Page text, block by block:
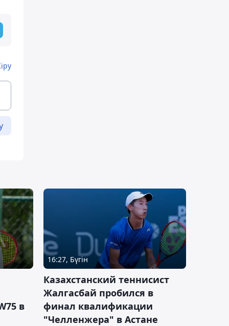
в
16:27, Бүгін
Казахстанский теннисист
Жалгасбай пробился в
финал квалификации
"Челленжера" в Астане